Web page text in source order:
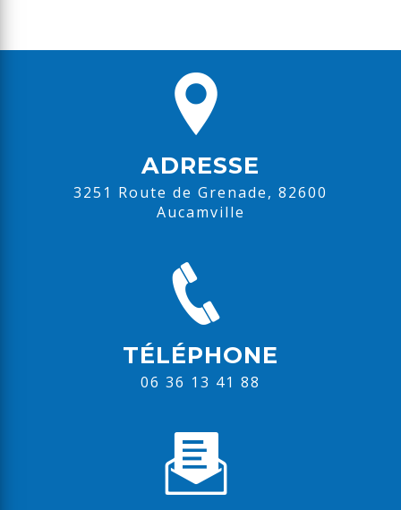
ADRESSE
3251 Route de Grenade, 82600
Aucamville
TÉLÉPHONE
06 36 13 41 88